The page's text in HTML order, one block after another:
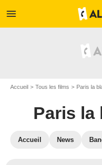
menu
Accueil Tous les films Paris la
Paris la
Accueil News